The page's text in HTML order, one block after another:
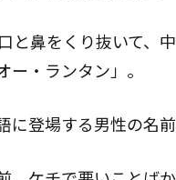
と鼻をくり抜いて、
・ランタン」。
登場する男性の名前